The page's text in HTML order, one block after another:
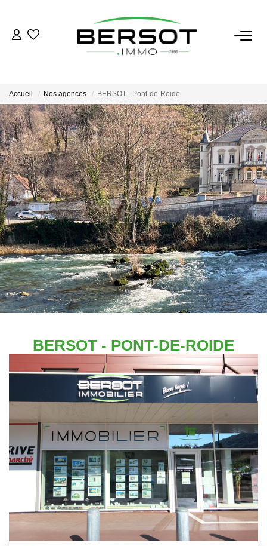
Acheter
Immobilier Professionnel
Estimer
Vendre
Investissement
Nos Outils
LOUER
Louer
Immobilier Professionnel
Locations Saisonnières
GÉRER
SYNDIC
LE GROUPE
Nos Agences
Nos Équipes
Nous Rejoindre
Nos Partenaires
Nos Actualités
Accueil Nos agences BERSOT - Pont-de-Roide
BERSOT - PONT-DE-ROIDE